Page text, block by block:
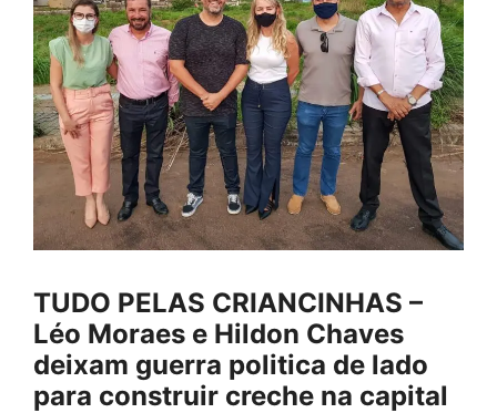
TUDO PELAS CRIANCINHAS –
Léo Moraes e Hildon Chaves
deixam guerra politica de lado
para construir creche na capital